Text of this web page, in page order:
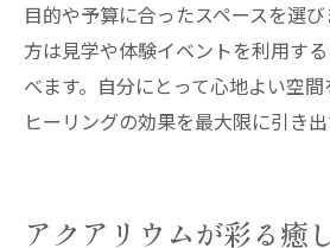
目的や予算に合ったスペースを選
方は見学や体験イベントを利用す
べます。自分にとって心地よい空間
ヒーリングの効果を最大限に引き出
アクアリウムが彩る癒